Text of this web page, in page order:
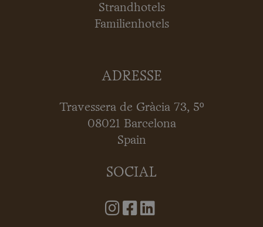
Strandhotels
Familienhotels
ADRESSE
Travessera de Gràcia 73, 5º
08021 Barcelona
Spain
SOCIAL